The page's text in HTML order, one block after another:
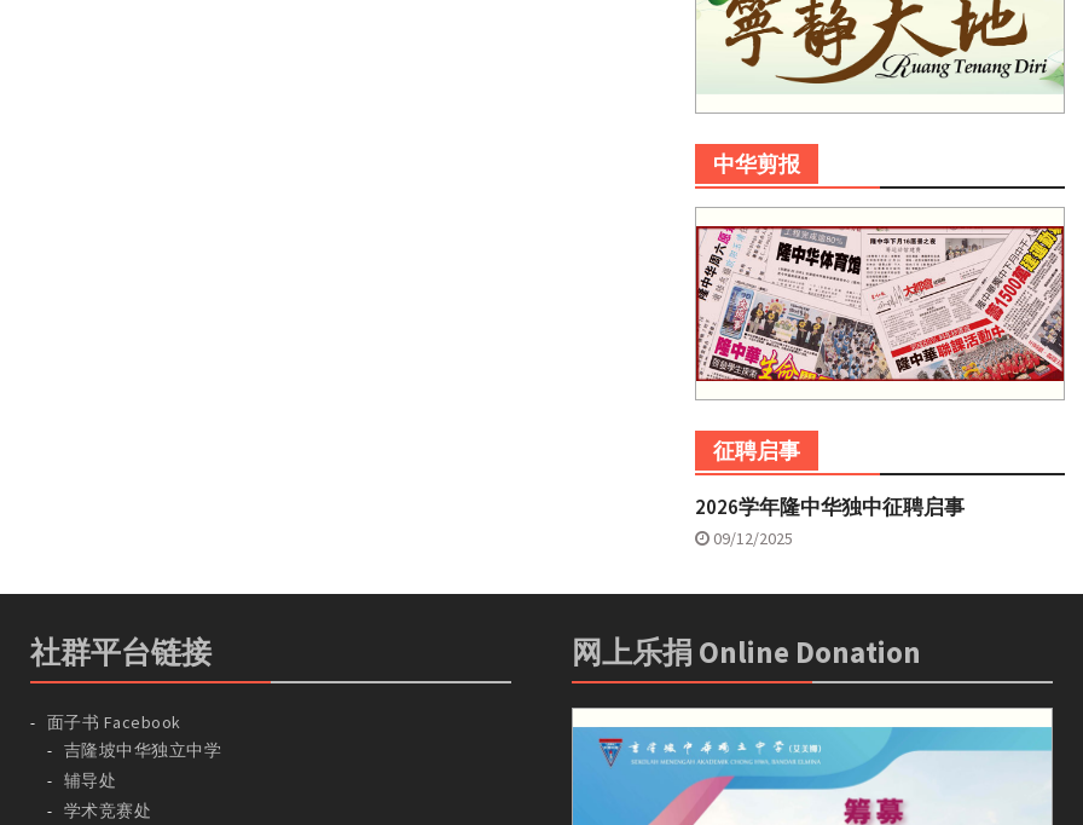
中华剪报
征聘启事
2026学年隆中华独中征聘启事
09/12/2025
社群平台链接
面子书 Facebook
吉隆坡中华独立中学
辅导处
学术竞赛处
网上乐捐 Online Donation